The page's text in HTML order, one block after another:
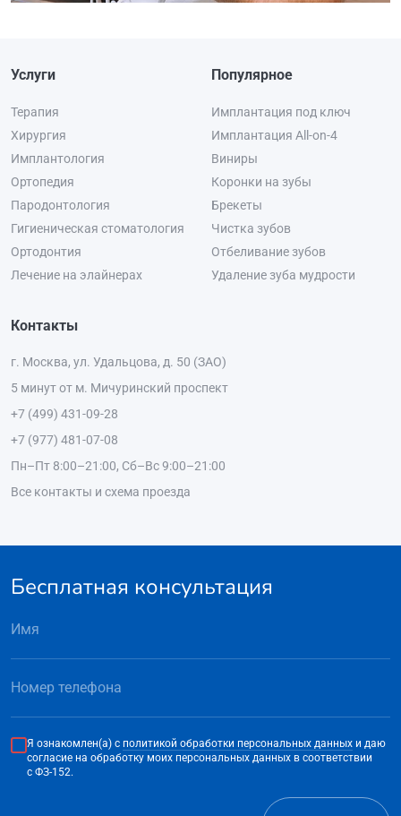
Услуги
Терапия
Хирургия
Имплантология
Ортопедия
Пародонтология
Гигиеническая стоматология
Ортодонтия
Лечение на элайнерах
Популярное
Имплантация под ключ
Имплантация All-on-4
Виниры
Коронки на зубы
Брекеты
Чистка зубов
Отбеливание зубов
Удаление зуба мудрости
Контакты
г. Москва, ул. Удальцова, д. 50 (ЗАО)
5 минут от м. Мичуринский проспект
+7 (499) 431-09-28
+7 (977) 481-07-08
Пн–Пт 8:00–21:00, Сб–Вс 9:00–21:00
Все контакты и схема проезда
Бесплатная консультация
Я ознакомлен(а) с политикой обработки персональных данных и даю
согласие на обработку моих персональных данных в соответствии
с ФЗ-152.